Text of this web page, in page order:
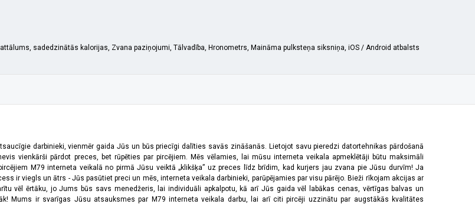
sadedzinātās kalorijas, Zvana paziņojumi, Tālvadība, Hronometrs, Maināma pulksteņa siksniņa, iOS / Android atbalsts
darbinieki, vienmēr gaida Jūs un būs priecīgi dalīties savās zināšanās. Lietojot savu pieredzi datortehnikas pārdošanā
vienkārši pārdot preces, bet rūpēties par pircējiem. Mēs vēlamies, lai mūsu interneta veikala apmeklētāji būtu maksimāli
M79 interneta veikalā no pirmā Jūsu veiktā „klikšķa” uz preces līdz brīdim, kad kurjers jau zvana pie Jūsu durvīm! Ja
ir viegls un ātrs - Jūs pasūtiet preci un mēs, interneta veikala darbinieki, parūpējamies par visu pārējo. Bieži rīkojam akcijas ar
vēl ērtāku, jo Jums būs savs menedžeris, lai individuāli apkalpotu, kā arī Jūs gaida vēl labākas cenas, vērtīgas balvas un
Mums ir svarīgas Jūsu atsauksmes par M79 interneta veikala darbu, lai arī citi pircēji uzzinātu par augstākās kvalitātes